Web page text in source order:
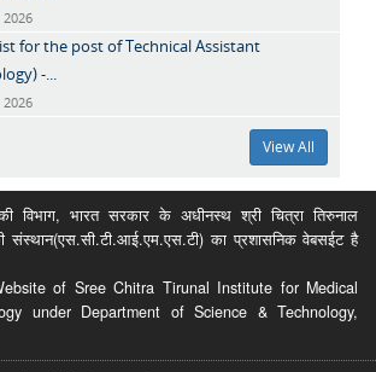
2026
for the post of Technical Assistant
-...
2026
View All
विभाग, भारत सरकार के अधीनस्थ श्री चित्रा तिरुनाल
संस्थान(एस.सी.टी.आई.एम.एस.टी) का प्रशासनिक वेबसईट है
of Sree Chitra Tirunal Institute for Medical
under Department of Science & Technology,